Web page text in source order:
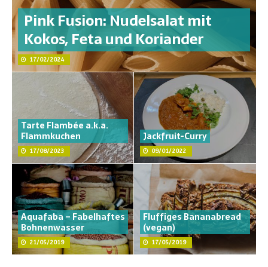
Pink Fusion: Nudelsalat mit
Kokos, Feta und Koriander
17/02/2024
Tarte Flambée a.k.a.
Flammkuchen
17/08/2023
Jackfruit-Curry
09/01/2022
Aquafaba – Fabelhaftes
Bohnenwasser
21/05/2019
Fluffiges Bananabread
(vegan)
17/05/2019